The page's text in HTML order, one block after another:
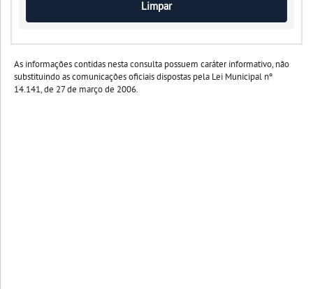
As informações contidas nesta consulta possuem caráter informativo, não
substituindo as comunicações oficiais dispostas pela Lei Municipal nº
14.141, de 27 de março de 2006.